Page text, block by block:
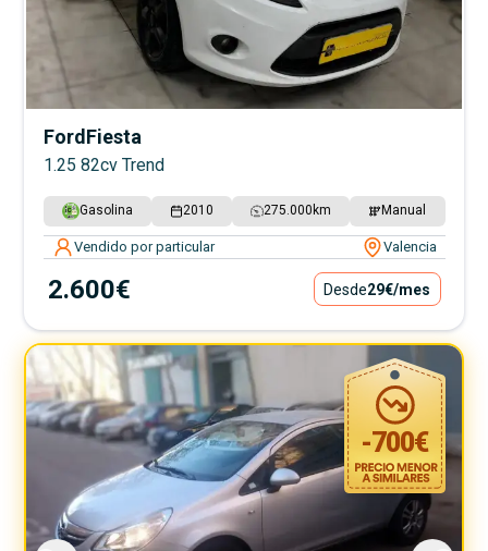
FordFiesta
1.25 82cv Trend
Gasolina 2010 275.000 km Manual
Vendido por particular Valencia
2.600€ Desde29€/mes
-700€